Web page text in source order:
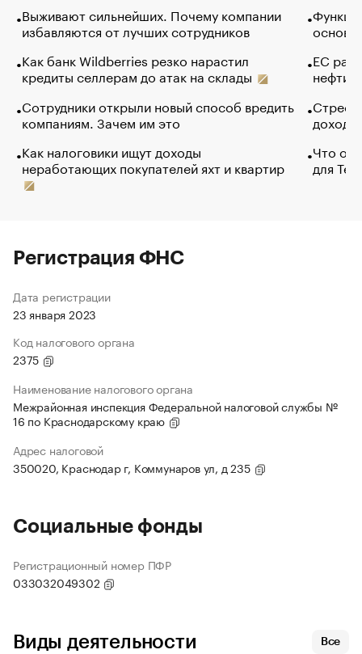
Выживают сильнейших. Почему компании
избавляются от лучших сотрудников
Как банк Wildberries резко нарастил
кредиты селлерам до атак на склады
Сотрудники открыли новый способ вредить
компаниям. Зачем им это
Как налоговики ищут доходы
неработающих покупателей яхт и квартир
основ
ЕС
нефти
Что
для
Регистрация ФНС
Дата регистрации
23 января 2023
Код налогового органа
2375
Наименование налогового органа
Межрайонная инспекция Федеральной налоговой службы №
16 по Краснодарскому краю
Адрес налоговой
350020, Краснодар г, Коммунаров ул, д 235
Социальные фонды
Регистрационный номер ПФР
033032049302
Виды деятельности Все